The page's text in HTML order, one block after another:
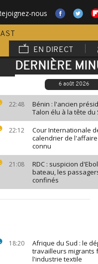
nous
EN DIRECT
DERNIÈRE
6 août 2026
22:48
Bénin : l'ancien
Talon élu à la tête du
22:12
Cour Internationale
calendrier de l'affaire
connu
21:08
RDC : suspicion
bateau, les
confinés
18:20
Afrique du Sud : le
travailleurs migrants
l'industrie textile